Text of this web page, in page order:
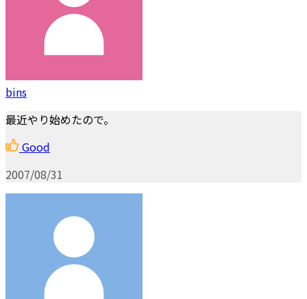
bins
最近やり始めたので。
Good
2007/08/31